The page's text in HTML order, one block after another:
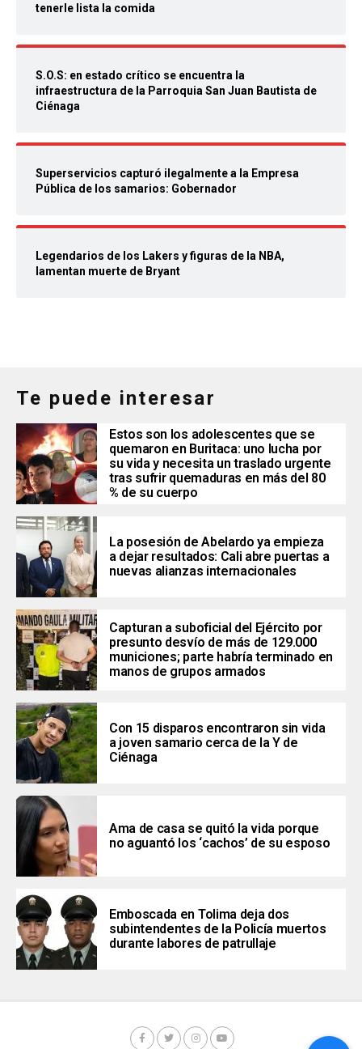
tenerle lista la comida
S.O.S: en estado crítico se encuentra la
infraestructura de la Parroquia San Juan Bautista de
Ciénaga
Superservicios capturó ilegalmente a la Empresa
Pública de los samarios: Gobernador
Legendarios de los Lakers y figuras de la NBA,
lamentan muerte de Bryant
Te puede interesar
Estos son los adolescentes que se
quemaron en Buritaca: uno lucha por
su vida y necesita un traslado urgente
tras sufrir quemaduras en más del 80
% de su cuerpo
La posesión de Abelardo ya empieza
a dejar resultados: Cali abre puertas a
nuevas alianzas internacionales
Capturan a suboficial del Ejército por
presunto desvío de más de 129.000
municiones; parte habría terminado en
manos de grupos armados
Con 15 disparos encontraron sin vida
a joven samario cerca de la Y de
Ciénaga
Ama de casa se quitó la vida porque
no aguantó los ‘cachos’ de su esposo
Emboscada en Tolima deja dos
subintendentes de la Policía muertos
durante labores de patrullaje